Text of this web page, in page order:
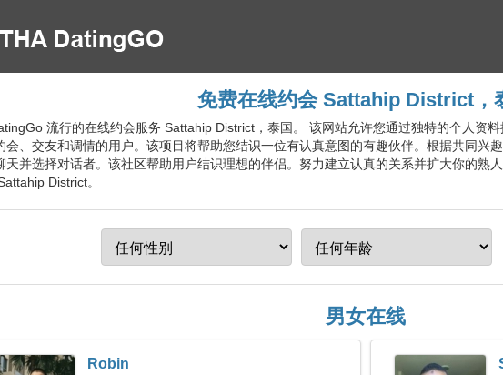
免费在线约会 Sattahip District，
流行的在线约会服务 Sattahip District，泰国。 该网站允许您通过独特的个人资
会、交友和调情的用户。该项目将帮助您结识一位有认真意图的有趣伙伴。根据共同兴
天并选择对话者。该社区帮助用户结识理想的伴侣。努力建立认真的关系并扩大你的熟
District。
男女在线
Robin